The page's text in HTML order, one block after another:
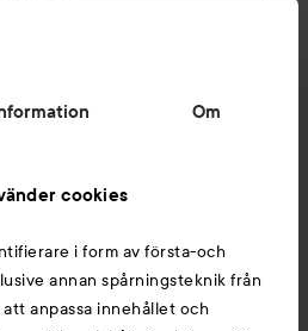
Om
cookies
i form av första-och
annan spårningsteknik från
anpassa innehållet och